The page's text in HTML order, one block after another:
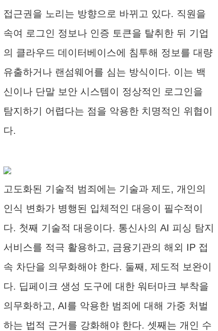
접근권을 노리는 방향으로 바뀌고 있다. 직원을
속여 로그인 정보나 인증 토큰을 탈취한 뒤 기업
의 클라우드 데이터베이스에 침투해 정보를 대량
유출하거나 랜섬웨어를 심는 방식이다. 이는 백
신이나 단말 보안 시스템이 정상적인 로그인을
탐지하기 어렵다는 점을 악용한 치명적인 위협이
다.
고도화된 기술적 범죄에는 기술과 제도, 개인의
인식 변화가 병행된 입체적인 대응이 필수적이
다. 첫째 기술적 대응이다. 통신사의 AI 피싱 탐지
서비스를 적극 활용하고, 금융기관의 해외 IP 접
속 차단을 의무화해야 한다. 둘째, 제도적 보완이
다. 딥페이크 생성 도구에 대한 워터마크 부착을
의무화하고, AI를 악용한 범죄에 대해 가중 처벌
하는 법적 근거를 강화해야 한다. 셋째는 개인 수